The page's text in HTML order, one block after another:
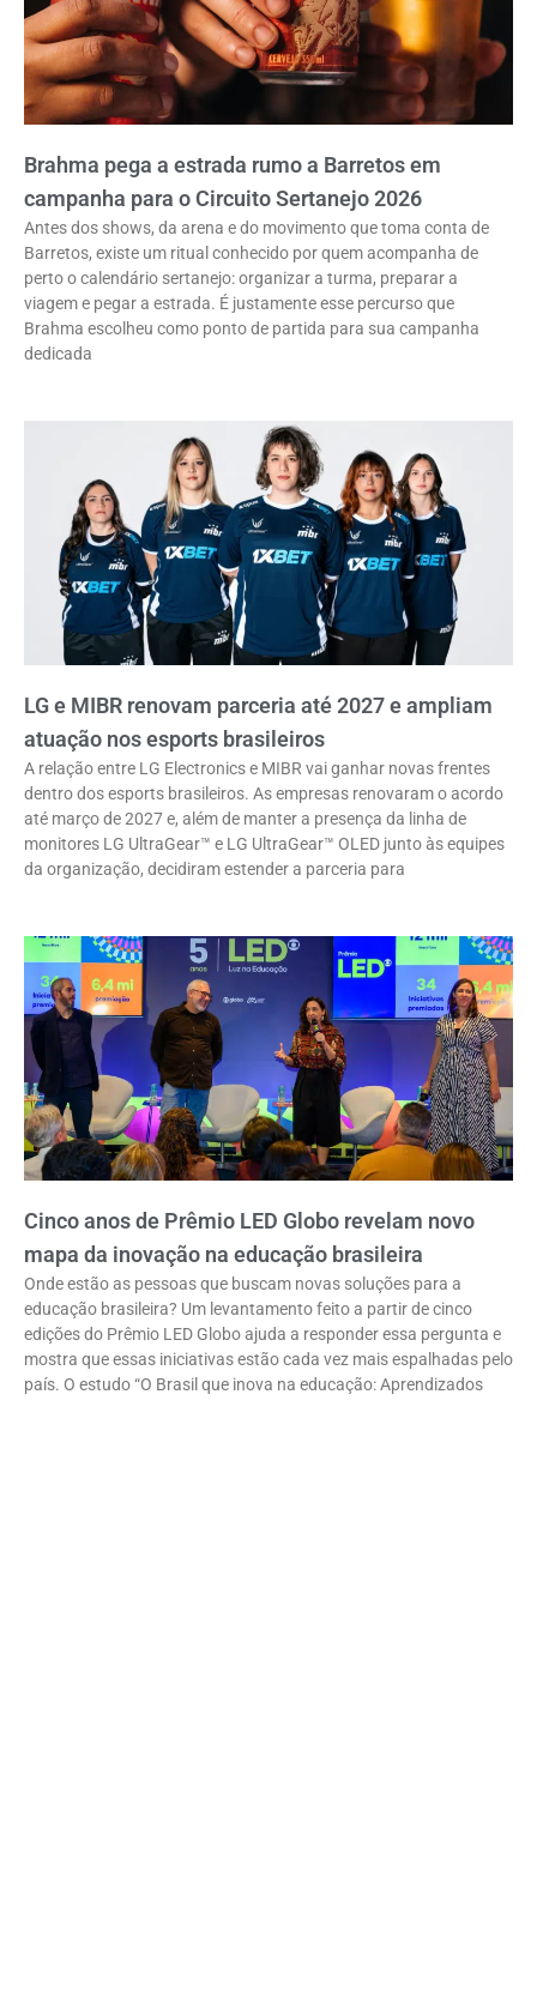
Brahma pega a estrada rumo a Barretos em
campanha para o Circuito Sertanejo 2026
Antes dos shows, da arena e do movimento que toma conta de
Barretos, existe um ritual conhecido por quem acompanha de
perto o calendário sertanejo: organizar a turma, preparar a
viagem e pegar a estrada. É justamente esse percurso que
Brahma escolheu como ponto de partida para sua campanha
dedicada
LG e MIBR renovam parceria até 2027 e ampliam
atuação nos esports brasileiros
A relação entre LG Electronics e MIBR vai ganhar novas frentes
dentro dos esports brasileiros. As empresas renovaram o acordo
até março de 2027 e, além de manter a presença da linha de
monitores LG UltraGear™ e LG UltraGear™ OLED junto às equipes
da organização, decidiram estender a parceria para
Cinco anos de Prêmio LED Globo revelam novo
mapa da inovação na educação brasileira
Onde estão as pessoas que buscam novas soluções para a
educação brasileira? Um levantamento feito a partir de cinco
edições do Prêmio LED Globo ajuda a responder essa pergunta e
mostra que essas iniciativas estão cada vez mais espalhadas pelo
país. O estudo “O Brasil que inova na educação: Aprendizados